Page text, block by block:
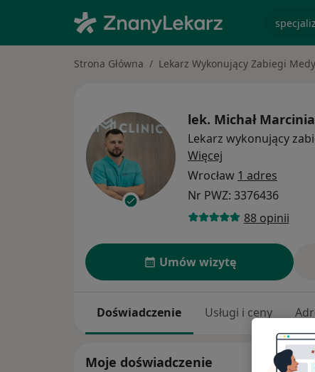
Strona Główna Lekarz Wykonujący Zabiegi
lek. Michał
Lekarz wykonujący
Więcej
Wrocław 1 adres
Nr PWZ: 3376436
88 opinii
Umów wizytę
Doświadczenie Usługi i ceny
Moje doświadczenie